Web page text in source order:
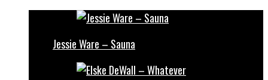
Jessie Ware – Sauna